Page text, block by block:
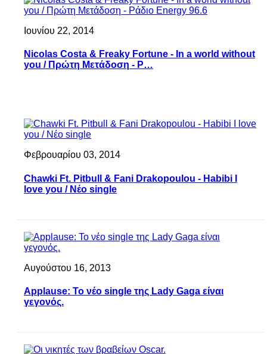
Ιουνίου 22, 2014
Nicolas Costa & Freaky Fortune - In a world without
you / Πρώτη Μετάδοση - Ρ…
Φεβρουαρίου 03, 2014
Chawki Ft. Pitbull & Fani Drakopoulou - Habibi I
love you / Νέο single
Αυγούστου 16, 2013
Applause: Το νέο single της Lady Gaga είναι
γεγονός.